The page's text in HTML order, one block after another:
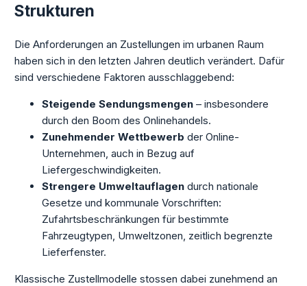
Strukturen
Die Anforderungen an Zustellungen im urbanen Raum
haben sich in den letzten Jahren deutlich verändert. Dafür
sind verschiedene Faktoren ausschlaggebend:
Steigende Sendungsmengen– insbesondere
durch den Boom des Onlinehandels.
Zunehmender Wettbewerb der Online-
Unternehmen, auch in Bezug auf
Liefergeschwindigkeiten.
Strengere Umweltauflagendurch nationale
Gesetze und kommunale Vorschriften:
Zufahrtsbeschränkungen für bestimmte
Fahrzeugtypen, Umweltzonen, zeitlich begrenzte
Lieferfenster.
Klassische Zustellmodelle stossen dabei zunehmend an